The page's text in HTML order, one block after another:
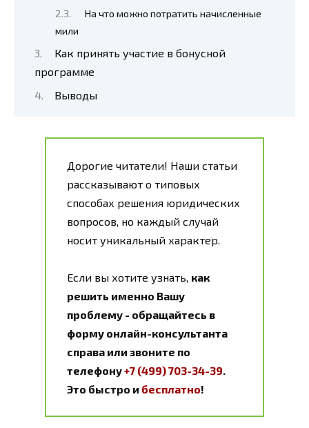
На что можно потратить начисленные
мили
Как принять участие в бонусной
программе
Выводы
Дорогие читатели! Наши статьи
рассказывают о типовых
способах решения юридических
вопросов, но каждый случай
носит уникальный характер.
Если вы хотите узнать, как
решить именно Вашу
проблему - обращайтесь в
форму онлайн-консультанта
справа или звоните по
телефону+7 (499) 703-34-39.
Это быстро и бесплатно!